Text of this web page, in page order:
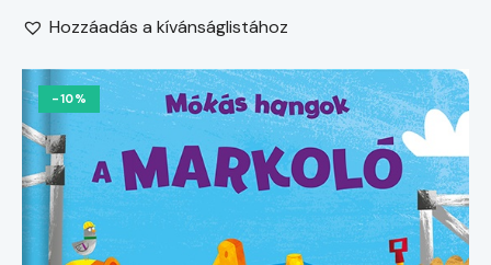
Hozzáadás a kívánságlistához
-10%